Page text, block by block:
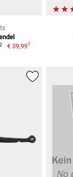
2 € 39,991